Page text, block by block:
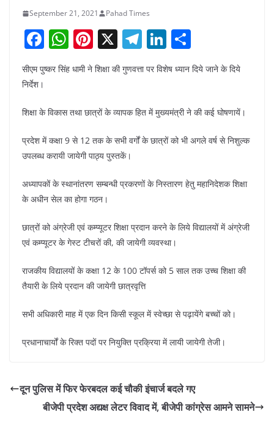
September 21, 2021 Pahad Times
F
c
b
o
o
k
W
at
A
p
p
Pi
nt
er
st
X T
el
e
a
m
Li
n
k
dI
n
h
ar
सीएम पुष्कर सिंह धामी ने शिक्षा की गुणवत्ता पर विशेष ध्यान दिये जाने के दिये
निर्देश।
शिक्षा के विकास तथा छात्रों के व्यापक हित में मुख्यमंत्री ने की कई घोषणायें।
प्रदेश में कक्षा 9 से 12 तक के सभी वर्गों के छात्रों को भी अगले वर्ष से निशुल्क
उपलब्ध करायी जायेगी पाठ्य पुस्तकें।
अध्यापकों के स्थानांतरण सम्बन्धी प्रकरणों के निस्तारण हेतु महानिदेशक शिक्षा
के अधीन सेल का होगा गठन।
छात्रों को अंग्रेजी एवं कम्प्यूटर शिक्षा प्रदान करने के लिये विद्यालयों में अंग्रेजी
एवं कम्प्यूटर के गेस्ट टीचरों की, की जायेगी व्यवस्था।
राजकीय विद्यालयों के कक्षा 12 के 100 टॉपर्स को 5 साल तक उच्च शिक्षा की
तैयारी के लिये प्रदान की जायेगी छात्रवृत्ति
सभी अधिकारी माह में एक दिन किसी स्कूल में स्वेच्छा से पढ़ायेंगे बच्चों को।
प्रधानाचार्यों के रिक्त पदों पर नियुक्ति प्रक्रिया में लायी जायेगी तेजी।
दून पुलिस में फिर फेरबदल कई चौकी इंचार्ज बदले गए
बीजेपी प्रदेश अद्यक्ष लेटर विवाद में, बीजेपी कांग्रेस आमने सामने